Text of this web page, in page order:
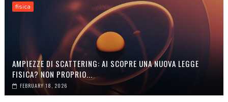
fisica
AMPIEZZE DI SCATTERING: AI SCOPRE UNA NUOVA LEGGE
FISICA? NON PROPRIO...
FEBRUARY 18, 2026